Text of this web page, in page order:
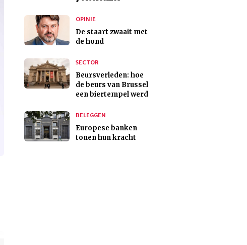
OPINIE
De staart zwaait met
de hond
SECTOR
Beursverleden: hoe
de beurs van Brussel
een biertempel werd
BELEGGEN
Europese banken
tonen hun kracht